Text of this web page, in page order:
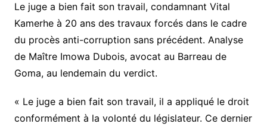
Le juge a bien fait son travail, condamnant Vital
Kamerhe à 20 ans des travaux forcés dans le cadre
du procès anti-corruption sans précédent. Analyse
de Maître Imowa Dubois, avocat au Barreau de
Goma, au lendemain du verdict.
« Le juge a bien fait son travail, il a appliqué le droit
conformément à la volonté du législateur. Ce dernier